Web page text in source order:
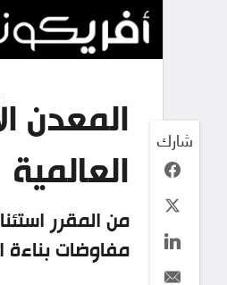
المعدن
العالمية
من المقرر
مفاوضات
شارك